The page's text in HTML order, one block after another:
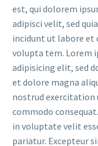
est, qui dolorem
adipisci velit, sed
incidunt ut labore et
volupta tem. Lorem
adipisicing elit, sed
et dolore magna
nostrud exercitation
commodo
in voluptate velit
pariatur. Excepteur